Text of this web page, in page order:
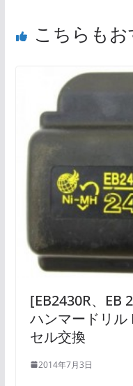
こちらも
[EB2430R、EB
ハンマードリル
セル交換
2014年7月3日